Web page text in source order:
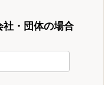
・団体の場合